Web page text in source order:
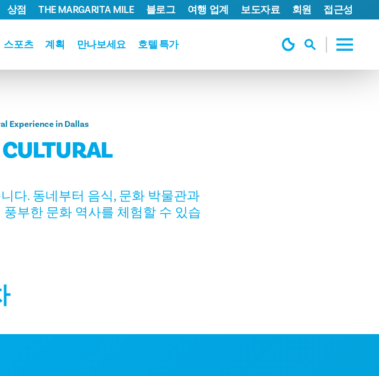
스포츠 계획 만나보세요 호텔 특가
상점 THE MARGARITA MILE 블로그 여행 업계 보도자료 회원 접근성
Experience in Dallas
다. 동네부터 음식, 문화 박물관과
부한 문화 역사를 체험할 수 있습